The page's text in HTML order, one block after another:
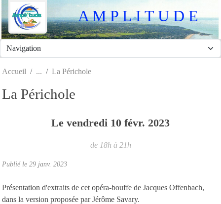
A M P L I T U D E
Accueil La Périchole
La Périchole
Le vendredi 10 févr. 2023
de 18h à 21h
Publié le 29 janv. 2023
Présentation d'extraits de cet opéra-bouffe de Jacques Offenbach,
dans la version proposée par Jérôme Savary.
Panneau de gestion des cookies